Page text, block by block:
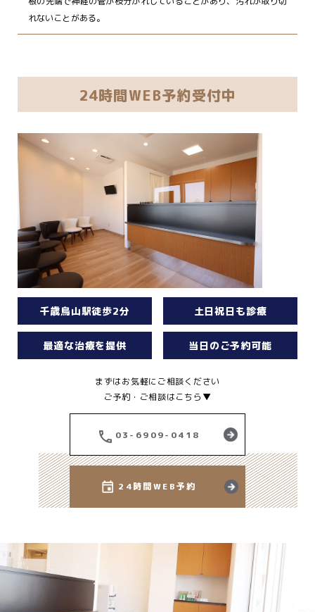
れないことがある。
24時間WEB予約受付中
千歳烏山駅徒歩2分 土日祝日も診療
最適な治療を提供 当日のご予約可能
まずはお気軽にご相談ください
ご予約・ご相談はこちら▼
03-6909-0418
24時間WEB予約